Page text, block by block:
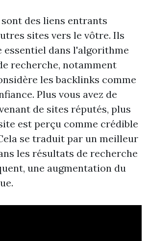
des liens entrants
sites vers le vôtre. Ils
essentiel dans l'algorithme
recherche, notamment
les backlinks comme
Plus vous avez de
de sites réputés, plus
est perçu comme crédible
se traduit par un meilleur
les résultats de recherche
une augmentation du